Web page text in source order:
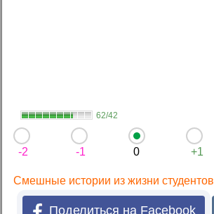
62/42
-2 -1 0 +1
Смешные истории из жизни студентов
Поделиться на Facebook